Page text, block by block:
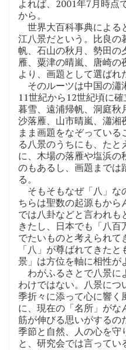
よれば、2001年7月時点
から。
世界大百科事典による
江八景だという。比良の
帆、石山の秋月、勢田の
雁、粟津の晴嵐、唐崎の
より、画題として選ばれ
そのルーツは中国の瀟
11世紀から12世紀頃に
暮雪、遠浦帰帆、洞庭秋
沙落雁、山市晴嵐、瀟湘
まま画題をなぞってい
る八景のうちにも、たと
に、木場の落雁や塩浜の
のもあるし、画題までは
る。
そもそもなぜ「八」な
ちらは聖数の起源もから
では八卦などと言われも
きたし、日本でも「八
でたいものと考えられて
「八」が尊ばれてきた
景」は方位を軸に相性が
わがふるさとで八景に
わけではない。八景につ
季折々に添って心に響く
に、現在の「名所」が
筋が伸びる思いがするの
季節と自然、人の心を守
と、研究会では言ってい